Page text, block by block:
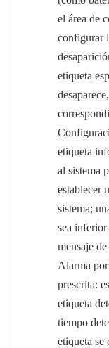
el área de
configurar
etiqueta
etiqueta
al sistema
establecer
sistema;
sea
mensaje
Alarma
prescrita:
etiqueta
tiempo
etiqueta se